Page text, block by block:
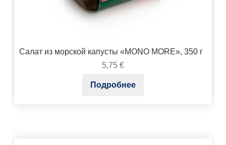
Салат из морской капусты «MONO MORE», 350 г
5,75 €
Подробнее